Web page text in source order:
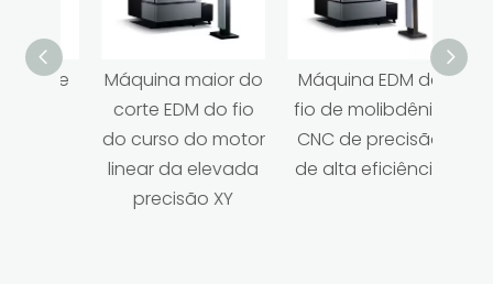
de
Máquina maior do
corte EDM do fio
do curso do motor
linear da elevada
precisão XY
Máquina EDM de
fio de molibdênio
CNC de precisão
de alta eficiência